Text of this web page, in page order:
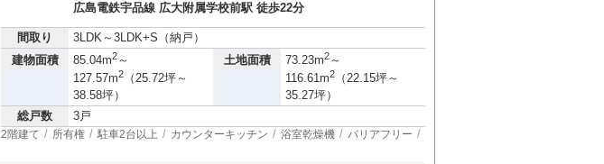
広島電鉄宇品線 広大附属学校前駅 徒歩22分
間取り
3LDK～3LDK+S（納戸）
建物面積
85.04m2～
127.57m2
（25.72坪～
38.58坪）
土地面積 73.23m2～
116.61m2
（22.15坪～
35.27坪）
総戸数
3戸
2階建て 所有権 駐車2台以上 カウンターキッチン 浴室乾燥機 バリアフリー